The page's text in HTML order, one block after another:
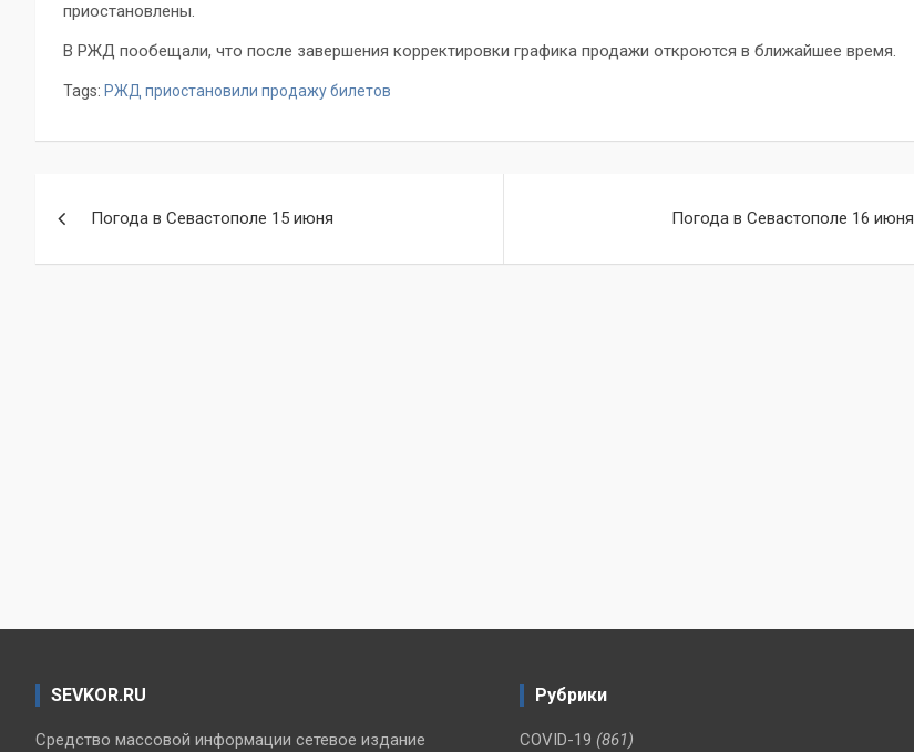
приостановлены.
В РЖД пообещали, что после завершения корректировки графика продажи откроются в ближайшее время.
Tags: РЖД приостановили продажу билетов
Погода в Севастополе 15 июня Погода в Севастополе 16 июня
SEVKOR.RU
Средство массовой информации сетевое издание
Рубрики
COVID-19 (861)